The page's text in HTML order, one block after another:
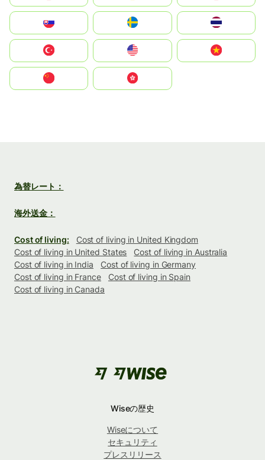
United States
中國香港特別行政區
為替レート：
海外送金：
Cost of living:
Cost of living in United Kingdom
Cost of living in United States
Cost of living in Australia
Cost of living in India
Cost of living in Germany
Cost of living in France
Cost of living in Spain
Cost of living in Canada
Wiseの歴史
Wiseについて
セキュリティ
プレスリリース